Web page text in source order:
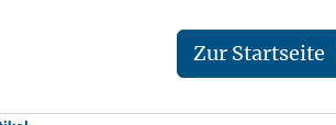
Zur Startseite